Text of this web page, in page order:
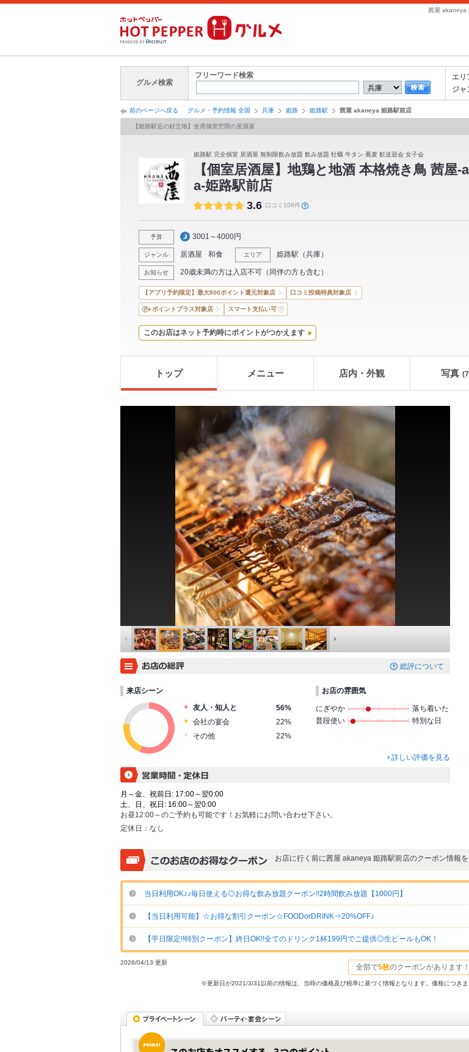
茜屋 akaneya
グルメ検索
フリーワード検索 エリ
ジャ
前のページへ戻る グルメ・予約情報 全国 兵庫 姫路 姫路駅 茜屋 akaneya 姫路駅前店
【姫路駅近の好立地】全席個室空間の居酒屋
姫路駅 完全個室 居酒屋 無制限飲み放題 飲み放題 牡蠣 牛タン 蕎麦 歓送迎会 女子会
【個室居酒屋】地鶏と地酒 本格焼き鳥 茜屋-
a-姫路駅前店
3.6 口コミ106件
予算 3001～4000円
ジャンル 居酒屋 和食 エリア 姫路駅 （兵庫）
お知らせ 20歳未満の方は入店不可（同伴の方も含む）
【アプリ予約限定】最大800ポイント還元対象店 口コミ投稿特典対象店
ポイントプラス対象店 スマート支払い可
このお店はネット予約時にポイントがつかえます
トップ メニュー 店内・外観 写真
総評について
来店シーン
友人・知人と
56%
会社の宴会
22%
その他
22%
お店の雰囲気
にぎやか
落ち着いた
普段使い
特別な日
詳しい評価を見る
月～金、祝前日: 17:00～翌0:00
土、日、祝日: 16:00～翌0:00
お昼12:00～のご予約も可能です！お気軽にお問い合わせ下さい。
定休日： なし
お店に行く前に茜屋 akaneya 姫路駅前店のクーポン情報を
当日利用OK♪♪毎日使える◎お得な飲み放題クーポン!!2時間飲み放題【1000円】
【当日利用可能】☆お得な割引クーポン☆FOODorDRINK⇒20%OFF♪
【平日限定!!特別クーポン】終日OK!!全てのドリンク1杯199円でご提供◎生ビールもOK！
全部で5枚のクーポンがあります！
2026/04/13 更新
※更新日が2021/3/31以前の情報は、当時の価格及び税率に基づく情報となります。価格につきま